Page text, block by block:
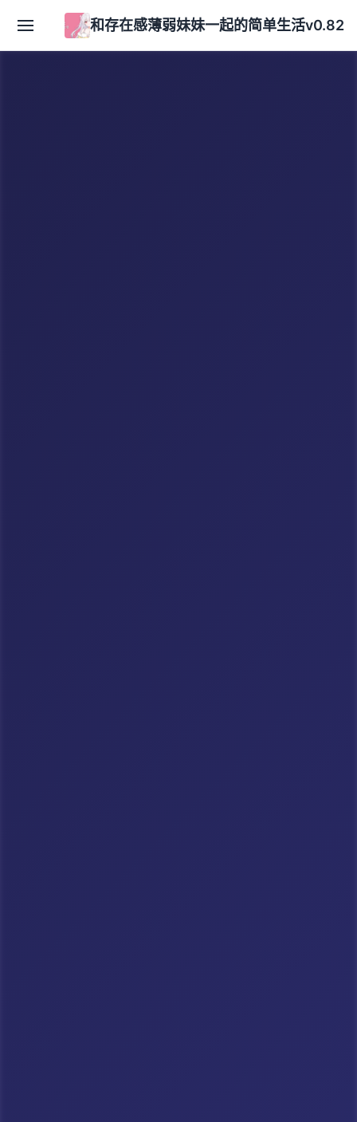
和存在感薄弱妹妹一起的简单生活v0.82